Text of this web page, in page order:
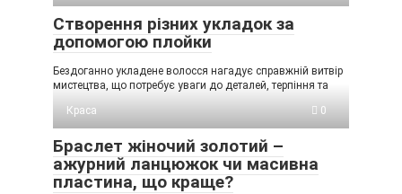
Створення різних укладок за
допомогою плойки
Бездоганно укладене волосся нагадує справжній витвір
мистецтва, що потребує уваги до деталей, терпіння та
Краса
0
Браслет жіночий золотий –
ажурний ланцюжок чи масивна
пластина, що краще?